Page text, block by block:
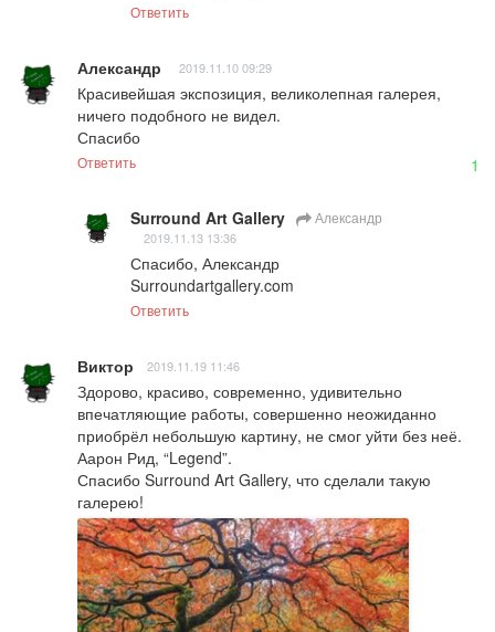
Ответить
Александр 2019.11.10 09:29
Красивейшая экспозиция, великолепная галерея,
ничего подобного не видел.
Спасибо
Ответить 1
Surround Art Gallery Александр
2019.11.13 13:36
Спасибо, Александр
Surroundartgallery.com
Ответить
Виктор 2019.11.19 11:46
Здорово, красиво, современно, удивительно
впечатляющие работы, совершенно неожиданно
приобрёл небольшую картину, не смог уйти без неё.
Аарон Рид, “Legend”.
Спасибо Surround Art Gallery, что сделали такую
галерею!